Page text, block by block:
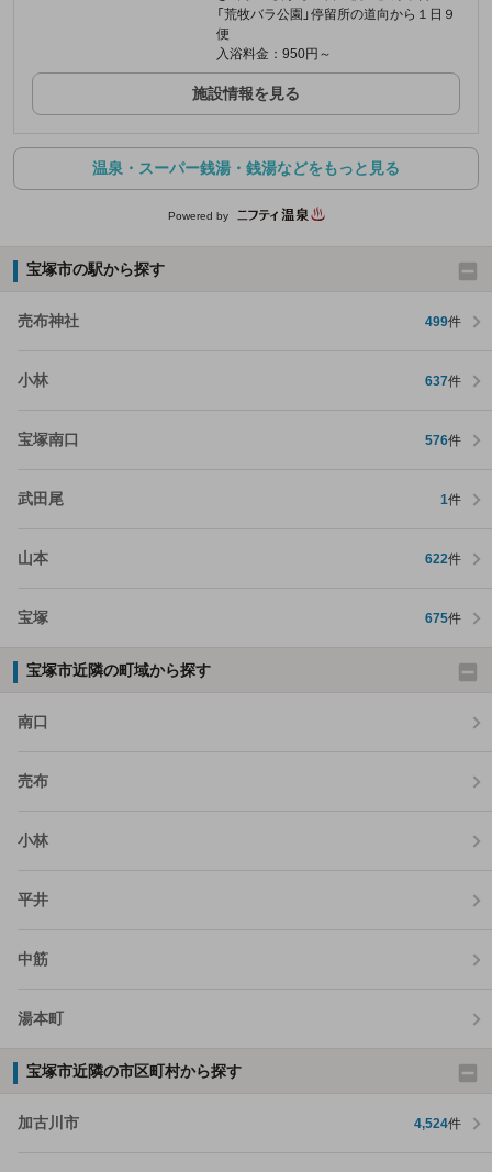
「荒牧バラ公園」停留所の道向から１日９
便
入浴料金：950円～
施設情報を見る
温泉・スーパー銭湯・銭湯などをもっと見る
Powered by
宝塚市の駅から探す
売布神社 499件
小林 637件
宝塚南口 576件
武田尾 1件
山本 622件
宝塚 675件
宝塚市近隣の町域から探す
南口
売布
小林
平井
中筋
湯本町
宝塚市近隣の市区町村から探す
加古川市 4,524件